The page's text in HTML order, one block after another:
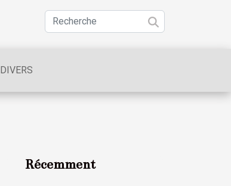
DIVERS
Récemment